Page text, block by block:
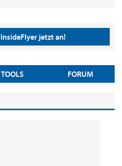
jetzt an!
TOOLS FORUM